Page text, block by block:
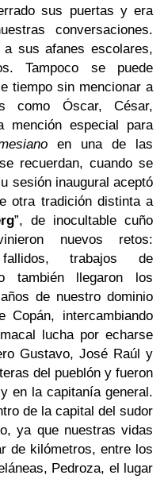
sus puertas y era
conversaciones.
sus afanes escolares,
Tampoco se puede
tiempo sin mencionar a
como Óscar, César,
mención especial para
en una de las
recuerdan, cuando se
sesión inaugural aceptó
otra tradición distinta a
”, de inocultable cuño
nuevos retos:
trabajos de
también llegaron los
de nuestro dominio
Copán, intercambiando
lucha por echarse
Gustavo, José Raúl y
del pueblón y fueron
en la capitanía general.
de la capital del sudor
ya que nuestras vidas
de kilómetros, entre los
Pedroza, el lugar